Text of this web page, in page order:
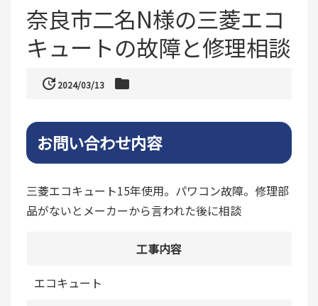
奈良市二名N様の三菱エコ
キュートの故障と修理相談
update2024/03/13 folder
お問い合わせ内容
三菱エコキュート15年使用。パワコン故障。修理部
品がないとメーカーから言われた後に相談
工事内容
エコキュート